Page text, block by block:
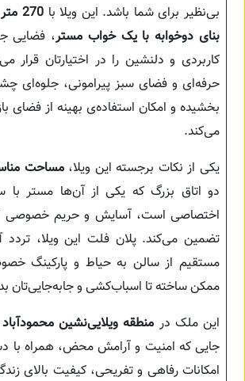
بی‌نظیر برای شما باشد. این ویلا با270 متر زمین
بنای دوخوابه با یک خواب مستر، فضایی
کاربردی و دلنشین را در اختیارتان قرار
حرفه‌ای و فضای سبز پیرامونی، جلوه‌ای
بخشیده و امکان استفاده‌ی بهینه از فضای
می‌کند.
یکی از نکات برجسته این ویلا،مساحت
دو اتاق بزرگ که یکی از آن‌ها مستر
اختصاصی است، آسایش و حریم خصوصی
تضمین می‌کند. پلان فلت این ویلا،
مستقیم از سالن به حیاط و پارکینگ
ممکن ساخته تا اسباب‌کشی و جابه‌جایی‌تان
این ملک در منطقه ویلایی‌نشین محمودآباد
جایی که امنیت و آرامش محض، همراه با
امکانات رفاهی و تفریحی، کیفیت بالای